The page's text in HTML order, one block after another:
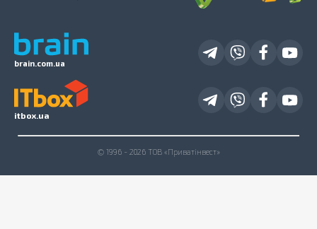
brain.com.ua
itbox.ua
© 1996 - 2026 ТОВ «Приватінвест»